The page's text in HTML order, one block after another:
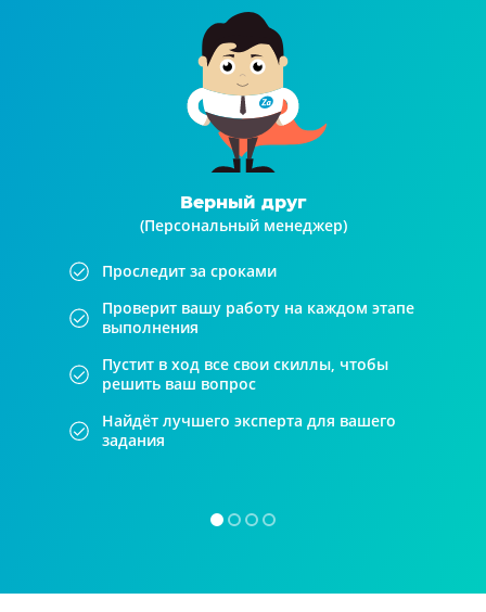
Верный друг
(Персональный менеджер)
Проследит за сроками
Проверит вашу работу на каждом этапе
выполнения
Пустит в ход все свои скиллы, чтобы
решить ваш вопрос
Найдёт лучшего эксперта для вашего
задания